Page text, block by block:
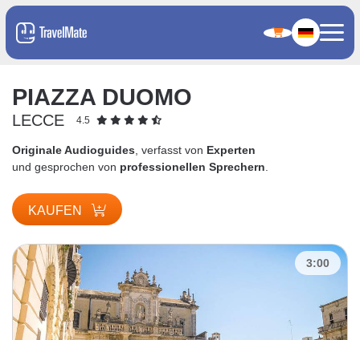
PIAZZA DUOMO
LECCE 4.5
Originale Audioguides , verfasst von Experten
und gesprochen von professionellen Sprechern
KAUFEN
3:00